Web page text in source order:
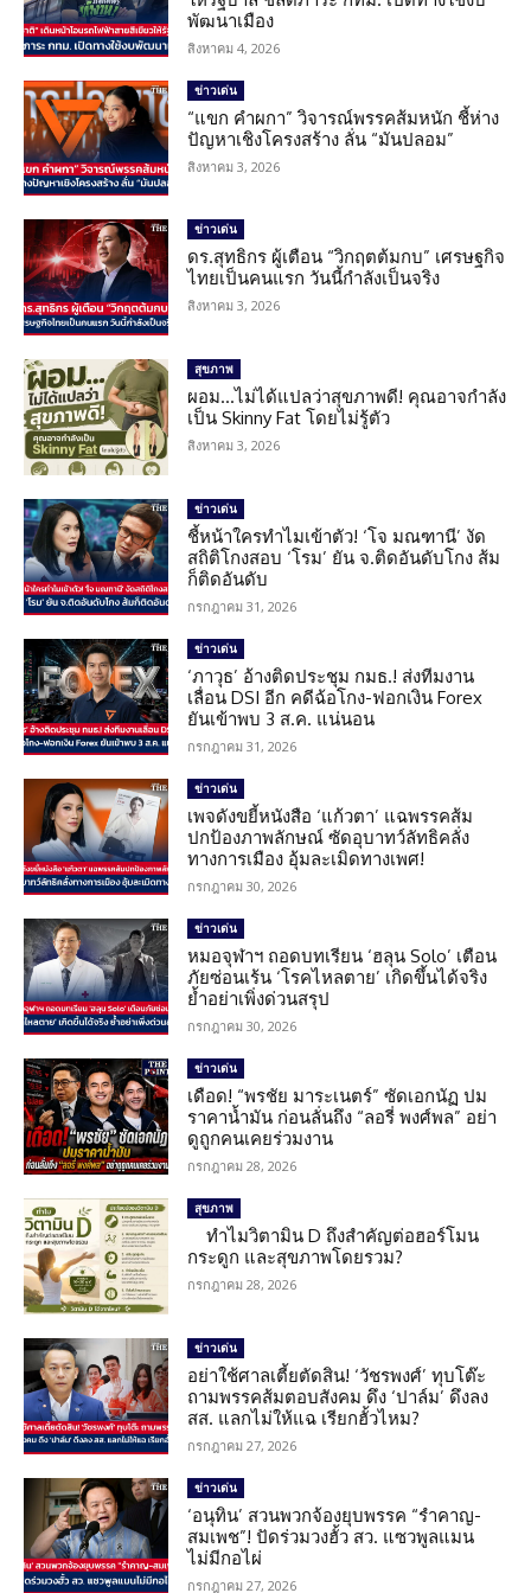
พัฒนาเมือง
สิงหาคม 4, 2026
ข่าวเด่น
“แขก คำผกา” วิจารณ์พรรคส้มหนัก ชี้ห่าง
ปัญหาเชิงโครงสร้าง ลั่น “มันปลอม”
สิงหาคม 3, 2026
ข่าวเด่น
ดร.สุทธิกร ผู้เตือน “วิกฤตต้มกบ” เศรษฐกิจ
ไทยเป็นคนแรก วันนี้กำลังเป็นจริง
สิงหาคม 3, 2026
สุขภาพ
ผอม…ไม่ได้แปลว่าสุขภาพดี! คุณอาจกำลัง
เป็น Skinny Fat โดยไม่รู้ตัว
สิงหาคม 3, 2026
ข่าวเด่น
ชี้หน้าใครทำไมเข้าตัว! ‘โจ มณฑานี’ งัด
สถิติโกงสอบ ‘โรม’ ยัน จ.ติดอันดับโกง ส้ม
ก็ติดอันดับ
กรกฎาคม 31, 2026
ข่าวเด่น
‘ภาวุธ’ อ้างติดประชุม กมธ.! ส่งทีมงาน
เลื่อน DSI อีก คดีฉ้อโกง-ฟอกเงิน Forex
ยันเข้าพบ 3 ส.ค. แน่นอน
กรกฎาคม 31, 2026
ข่าวเด่น
เพจดังขยี้หนังสือ ‘แก้วตา’ แฉพรรคส้ม
ปกป้องภาพลักษณ์ ซัดอุบาทว์ลัทธิคลั่ง
ทางการเมือง อุ้มละเมิดทางเพศ!
กรกฎาคม 30, 2026
ข่าวเด่น
หมอจุฬาฯ ถอดบทเรียน ‘ฮลุน Solo’ เตือน
ภัยซ่อนเร้น ‘โรคไหลตาย’ เกิดขึ้นได้จริง
ย้ำอย่าเพิ่งด่วนสรุป
กรกฎาคม 30, 2026
ข่าวเด่น
เดือด! “พรชัย มาระเนตร์” ซัดเอกนัฏ ปม
ราคาน้ำมัน ก่อนลั่นถึง “ลอรี่ พงศ์พล” อย่า
ดูถูกคนเคยร่วมงาน
กรกฎาคม 28, 2026
สุขภาพ
ทำไมวิตามิน D ถึงสำคัญต่อฮอร์โมน
กระดูก และสุขภาพโดยรวม?
กรกฎาคม 28, 2026
ข่าวเด่น
อย่าใช้ศาลเตี้ยตัดสิน! ‘วัชรพงศ์’ ทุบโต๊ะ
ถามพรรคส้มตอบสังคม ดึง ‘ปาล์ม’ ดึงลง
สส. แลกไม่ให้แฉ เรียกฮั้วไหม?
กรกฎาคม 27, 2026
ข่าวเด่น
‘อนุทิน’ สวนพวกจ้องยุบพรรค “รำคาญ-
สมเพช”! ปัดร่วมวงฮั้ว สว. แซวพูลแมน
ไม่มีกอไผ่
กรกฎาคม 27, 2026